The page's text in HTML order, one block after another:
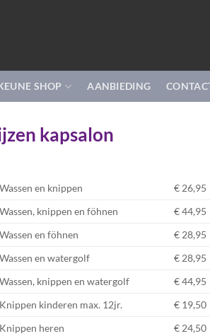
SHOP AANBIEDING
kapsalon
Wassen en knippen
€ 26,95
Wassen, knippen en föhnen
€ 44,95
Wassen en föhnen
€ 28,95
Wassen en watergolf
€ 28,95
Wassen, knippen en watergolf
€ 44,95
Knippen kinderen max. 12jr.
€ 19,50
Knippen heren
€ 24,50